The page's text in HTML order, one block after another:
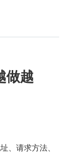
做越
、请求方法、